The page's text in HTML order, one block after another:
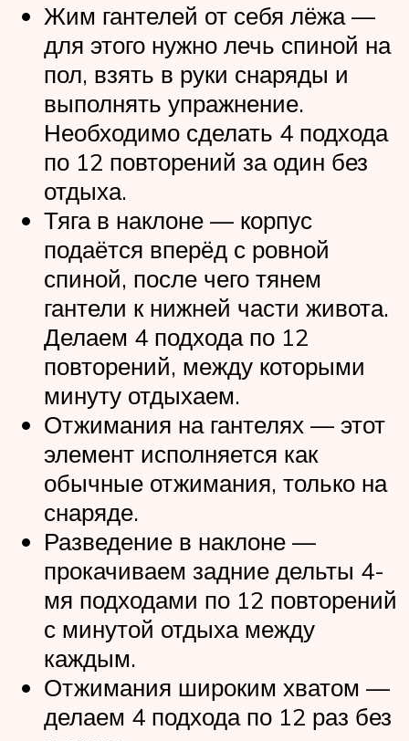
Жим гантелей от себя лёжа —
для этого нужно лечь спиной на
пол, взять в руки снаряды и
выполнять упражнение.
Необходимо сделать 4 подхода
по 12 повторений за один без
отдыха.
Тяга в наклоне — корпус
подаётся вперёд с ровной
спиной, после чего тянем
гантели к нижней части живота.
Делаем 4 подхода по 12
повторений, между которыми
минуту отдыхаем.
Отжимания на гантелях — этот
элемент исполняется как
обычные отжимания, только на
снаряде.
Разведение в наклоне —
прокачиваем задние дельты 4-
мя подходами по 12 повторений
с минутой отдыха между
каждым.
Отжимания широким хватом —
делаем 4 подхода по 12 раз без